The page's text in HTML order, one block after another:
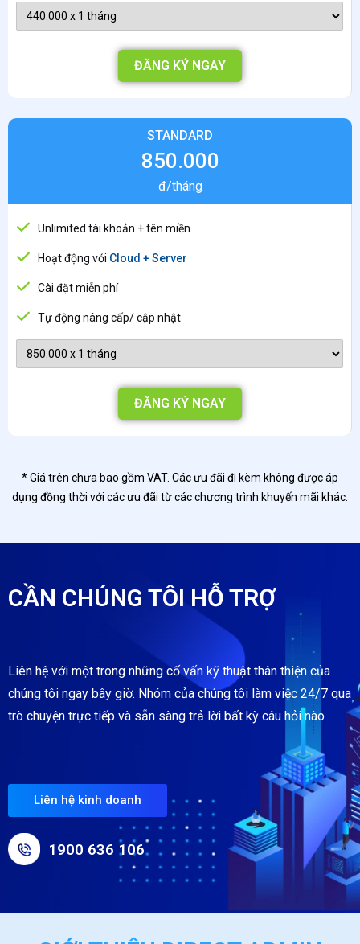
ĐĂNG KÝ NGAY
STANDARD
850.000
đ/tháng
Unlimited tài khoản + tên miền
Hoạt động với Cloud + Server
Cài đặt miễn phí
Tự động nâng cấp/ cập nhật
ĐĂNG KÝ NGAY
* Giá trên chưa bao gồm VAT. Các ưu đãi đi kèm không được áp
dụng đồng thời với các ưu đãi từ các chương trình khuyến mãi khác.
CẦN CHÚNG TÔI HỖ TRỢ
Liên hệ với một trong những cố vấn kỹ thuật thân thiện của
chúng tôi ngay bây giờ. Nhóm của chúng tôi làm việc 24/7 qua
trò chuyện trực tiếp và sẵn sàng trả lời bất kỳ câu hỏi nào .
Liên hệ kinh doanh
1900 636 106